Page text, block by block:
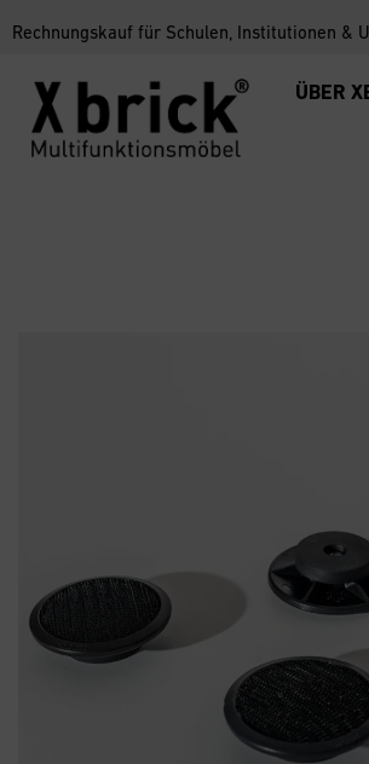
Rechnungskauf für Schulen, Institutionen &
ÜBER